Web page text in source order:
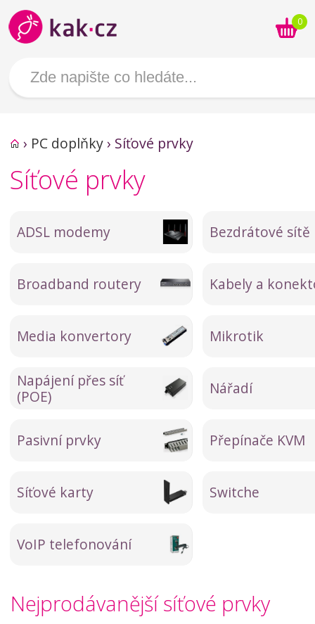
0
› PC doplňky› Síťové prvky
Síťové prvky
ADSL modemy Bezdrátové sítě
Broadband routery Kabely a
Media konvertory Mikrotik
Napájení přes síť
(POE)
Nářadí
Pasivní prvky Přepínače KVM
Síťové karty Switche
VoIP telefonování
Nejprodávanější síťové prvky